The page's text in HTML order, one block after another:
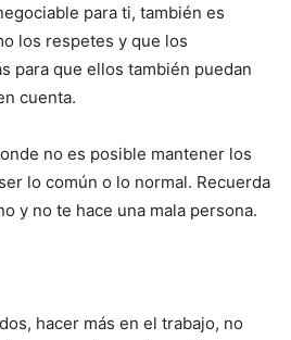
para ti, también es
los respetes y que los
para que ellos también puedan
cuenta.
no es posible mantener los
lo común o lo normal. Recuerda
y no te hace una mala persona.
hacer más en el trabajo, no